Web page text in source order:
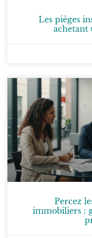
Les pièges
achetant
Percez
immobiliers :